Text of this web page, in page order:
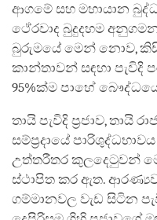
ආගමේ සහ මහායාන
ථේරවාද බුදුදහම
බුරුමයේ මෙන් නොව,
කාන්තාවන් සඳහා
95%ක්ම පාහේ
තායි පැවිදි ප්‍රජාව,
සම්ප්‍රදායේ
උත්තරීතර කුලදෙටුවන්
ස්ථාපිත කර ඇත.
ගම්මානවල වැඩ සිටින